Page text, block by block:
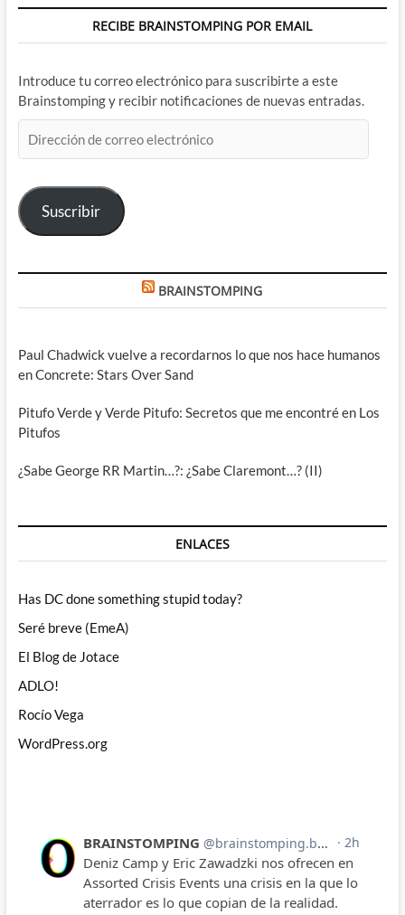
RECIBE BRAINSTOMPING POR EMAIL
Introduce tu correo electrónico para suscribirte a este
Brainstomping y recibir notificaciones de nuevas entradas.
de
electrónico
Suscribir
BRAINSTOMPING
Paul Chadwick vuelve a recordarnos lo que nos hace humanos
en Concrete: Stars Over Sand
Pitufo Verde y Verde Pitufo: Secretos que me encontré en Los
Pitufos
¿Sabe George RR Martin…?: ¿Sabe Claremont…? (II)
ENLACES
Has DC done something stupid today?
Seré breve (EmeA)
El Blog de Jotace
ADLO!
Rocío Vega
WordPress.org